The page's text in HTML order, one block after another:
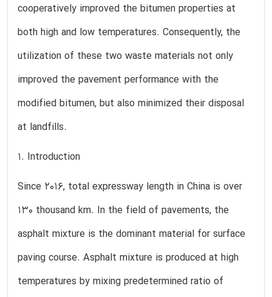
cooperatively improved the bitumen properties at
both high and low temperatures. Consequently, the
utilization of these two waste materials not only
improved the pavement performance with the
modified bitumen, but also minimized their disposal
at landfills.
1. Introduction
Since 2016, total expressway length in China is over
130 thousand km. In the field of pavements, the
asphalt mixture is the dominant material for surface
paving course. Asphalt mixture is produced at high
temperatures by mixing predetermined ratio of